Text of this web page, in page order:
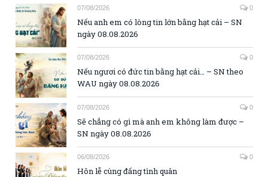
07/08/2026 0
Nếu anh em có lòng tin lớn bằng hạt cải – SN
ngày 08.08.2026
07/08/2026 0
Nếu ngươi có đức tin bằng hạt cải… – SN theo
WAU ngày 08.08.2026
07/08/2026 0
Sẽ chẳng có gì mà anh em không làm được –
SN ngày 08.08.2026
06/08/2026 0
Hôn lễ cùng đấng tình quân